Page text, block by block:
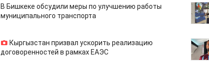
В Бишкеке обсудили меры по улучшению работы
муниципального транспорта
Кыргызстан призвал ускорить реализацию
договоренностей в рамках ЕАЭС